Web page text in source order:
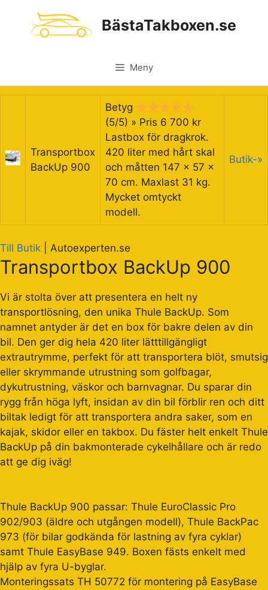
innehåll
BästaTakboxen.se
Meny
Transportbox
BackUp 900
Betyg
(5/5) » Pris 6 700 kr
Lastbox för dragkrok.
420 liter med hårt skal
och måtten 147 x 57 x
70 cm. Maxlast 31 kg.
Mycket omtyckt
modell.
Butik-»
Till Butik Autoexperten.se
Transportbox BackUp 900
Vi är stolta över att presentera en helt ny
transportlösning, den unika Thule BackUp. Som
namnet antyder är det en box för bakre delen av din
bil. Den ger dig hela 420 liter lätttillgängligt
extrautrymme, perfekt för att transportera blöt, smutsig
eller skrymmande utrustning som golfbagar,
dykutrustning, väskor och barnvagnar. Du sparar din
rygg från höga lyft, insidan av din bil förblir ren och ditt
biltak ledigt för att transportera andra saker, som en
kajak, skidor eller en takbox. Du fäster helt enkelt Thule
BackUp på din bakmonterade cykelhållare och är redo
att ge dig iväg!
Thule BackUp 900 passar: Thule EuroClassic Pro
902/903 (äldre och utgången modell), Thule BackPac
973 (för bilar godkända för lastning av fyra cyklar)
samt Thule EasyBase 949. Boxen fästs enkelt med
hjälp av fyra U-byglar.
Monteringssats TH 50772 för montering på EasyBase